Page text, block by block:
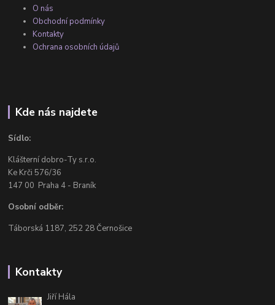
O nás
Obchodní podmínky
Kontakty
Ochrana osobních údajů
Kde nás najdete
Sídlo:
Klášterní dobro-Ty s.r.o.
Ke Krči 576/36
147 00 Praha 4 - Braník
Osobní odběr:
Táborská 1187, 252 28 Černošice
Kontakty
Jiří Hála